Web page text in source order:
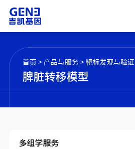
首页 > 产品与服务 >靶标发现与验证
脾脏转移模型
多组学服务